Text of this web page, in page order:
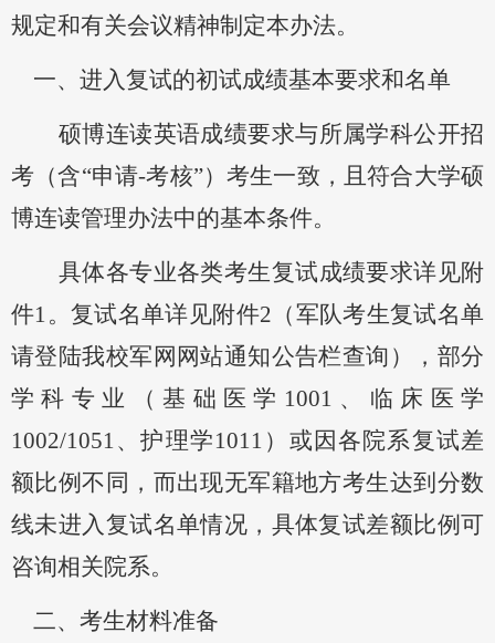
规定和有关会议精神制定本办法。
一、 进入复试的初试成绩基本要求和名单
硕博连读英语成绩要求与所属学科公开招
考（含“申请-考核”）考生一致， 且符合大学硕
博连读管理办法中的基本条件。
具体各专业各类考生复试成绩要求详见附
件1。复试名单详见附件2 （军队考生复试名单
请登陆我校军网网站通知公告栏查询 ）
，部分
学科专业（基础医学 1001 、临床医学
1002/1051、护理学1011 ）或因各院系复试差
额比例不同，而出现无军籍地方考生达到分数
线未进入复试名单情况，具体复试差额比例可
咨询相关院系。
二、 考生材料准备